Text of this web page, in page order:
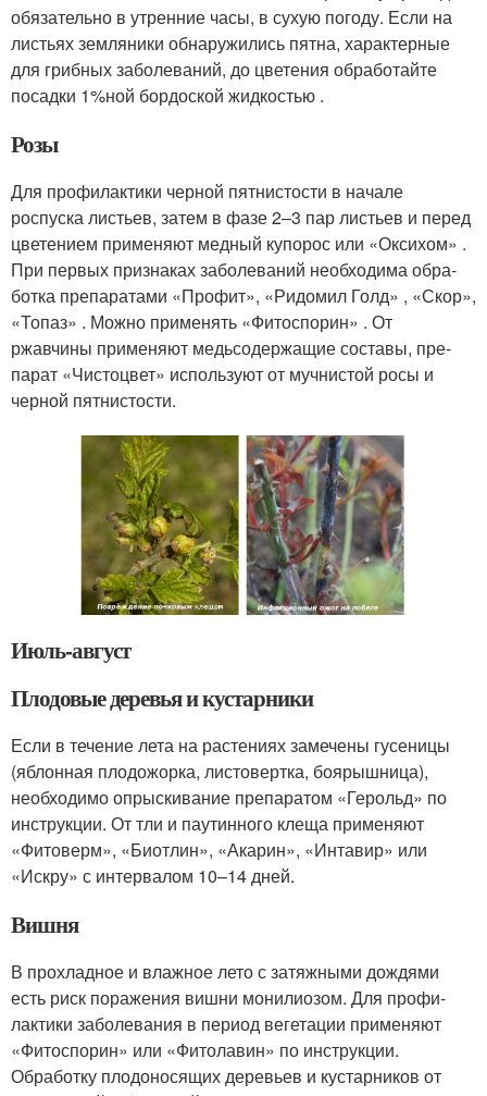
обя­зательно в утренние часы, в сухую погоду. Если на
листьях земляники обнаружились пятна, характерные
для грибных заболе­ваний, до цветения обработайте
посадки 1%­ной бордоской жидкостью .
Розы
Для профилактики черной пят­нистости в начале
роспуска листьев, затем в фазе 2–3 пар листьев и перед
цветением применяют медный купо­рос или «Оксихом» .
При первых при­знаках заболеваний необходима обра­
ботка препаратами «Профит», «Ридомил Голд» , «Скор»,
«Топаз» . Можно приме­нять «Фитоспорин» . От
ржавчины при­меняют медьсодержащие составы, пре­
парат «Чистоцвет» используют от муч­нистой росы и
черной пятнистости.
Июль-август
Плодовые деревья и кустарники
Если в течение лета на растениях замече­ны гусеницы
(яблонная плодожорка, листо­вертка, боярышница),
необходимо опры­скивание препаратом «Герольд» по
инст­рукции. От тли и паутинного клеща при­меняют
«Фитоверм», «Биотлин», «Акарин», «Интавир» или
«Искру» с интервалом 10–14 дней.
Вишня
В прохладное и влажное лето с затяжными дождями
есть риск пора­жения вишни монилиозом. Для профи­
лактики заболевания в период вегетации применяют
«Фитоспорин» или «Фитола­вин» по инструкции.
Обработку плодоно­сящих деревьев и кустарников от